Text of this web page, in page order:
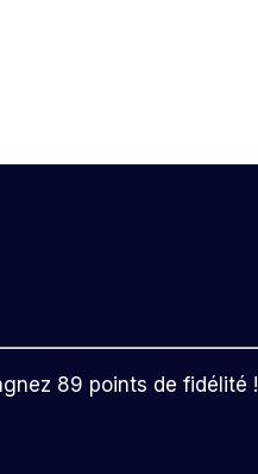
89 points de fidélité !